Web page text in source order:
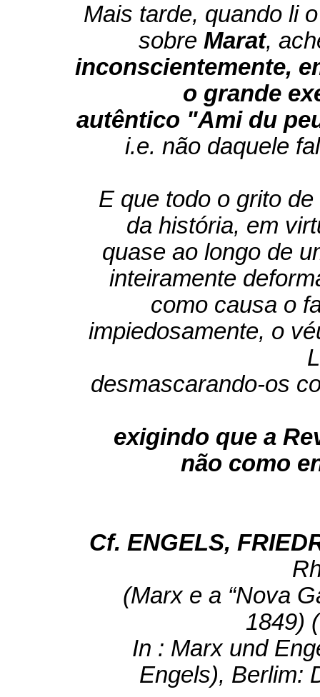
Mais tarde, quando li
sobreMarat,
inconscientemente,
o grande
autêntico "Ami du
i.e. não daquele
E que todo o grito
da história, em
quase ao longo de
inteiramente
como causa o
impiedosamente, o
desmascarando-os
exigindo que a
não como
Cf. ENGELS,
(Marx e a “Nova
1849)
In : Marx und
Engels), Berlim: